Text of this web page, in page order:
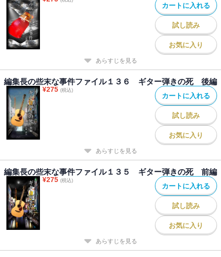
カートに入れる
試し読み
お気に入り
あらすじを見る
編集長の些末な事件ファイル１３６ ギター弾きの死 後編
¥275 (税込)
カートに入れる
試し読み
お気に入り
あらすじを見る
編集長の些末な事件ファイル１３５ ギター弾きの死 前編
¥275 (税込)
カートに入れる
試し読み
お気に入り
あらすじを見る